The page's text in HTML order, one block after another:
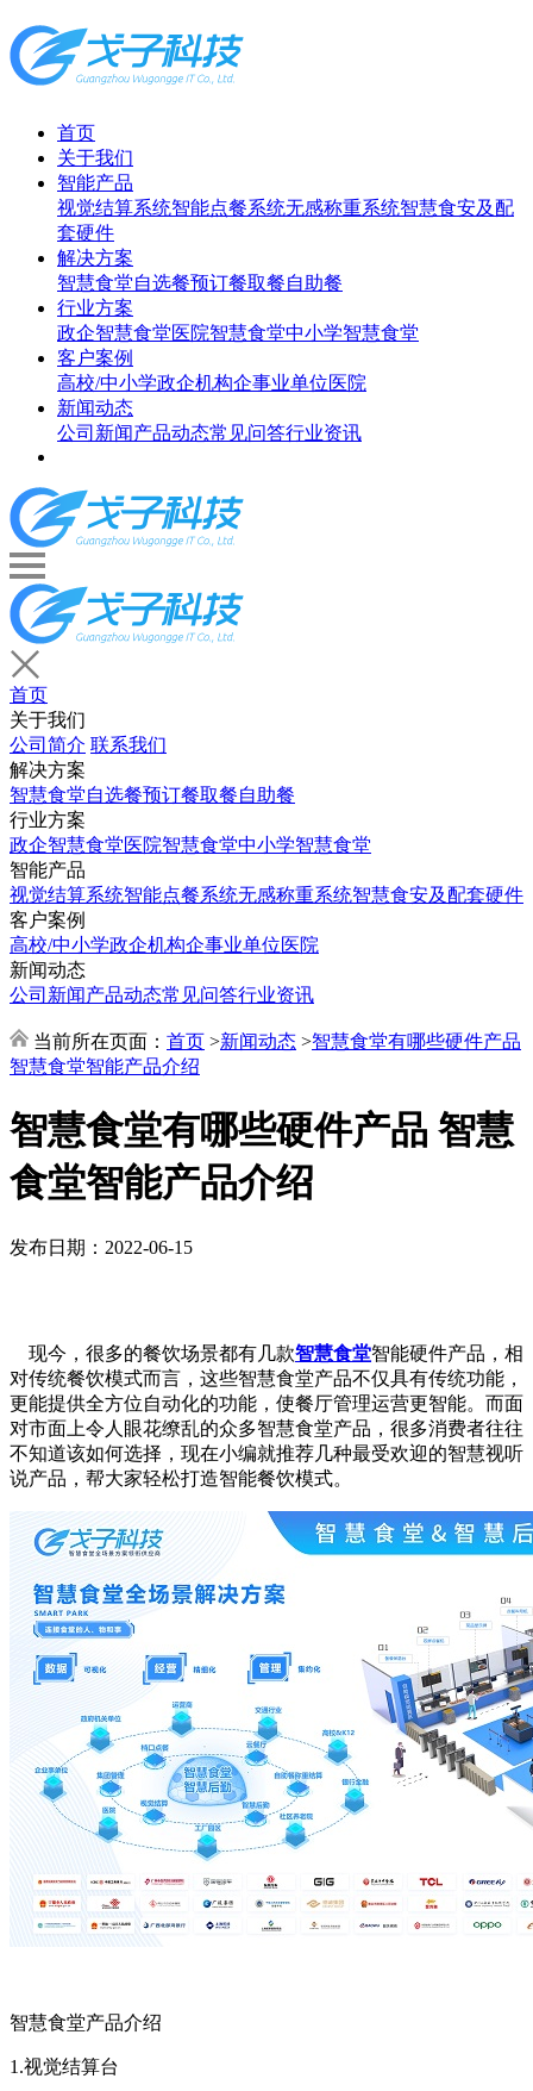
首页
关于我们
智能产品
视觉结算系统智能点餐系统无感称重系统智慧食安及配
套硬件
解决方案
智慧食堂自选餐预订餐取餐自助餐
行业方案
政企智慧食堂医院智慧食堂中小学智慧食堂
客户案例
高校/中小学政企机构企事业单位医院
新闻动态
公司新闻产品动态常见问答行业资讯
首页
关于我们
公司简介 联系我们
解决方案
智慧食堂自选餐预订餐取餐自助餐
行业方案
政企智慧食堂医院智慧食堂中小学智慧食堂
智能产品
视觉结算系统智能点餐系统无感称重系统智慧食安及配套硬件
客户案例
高校/中小学政企机构企事业单位医院
新闻动态
公司新闻产品动态常见问答行业资讯
当前所在页面： 首页 >新闻动态 >智慧食堂有哪些硬件产品
智慧食堂智能产品介绍
智慧食堂有哪些硬件产品 智慧
食堂智能产品介绍
发布日期：2022-06-15
现今，很多的餐饮场景都有几款智慧食堂智能硬件产品，相
对传统餐饮模式而言，这些智慧食堂产品不仅具有传统功能，
更能提供全方位自动化的功能，使餐厅管理运营更智能。而面
对市面上令人眼花缭乱的众多智慧食堂产品，很多消费者往往
不知道该如何选择，现在小编就推荐几种最受欢迎的智慧视听
说产品，帮大家轻松打造智能餐饮模式。
智慧食堂产品介绍
1.视觉结算台